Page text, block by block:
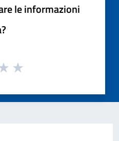
le informazioni